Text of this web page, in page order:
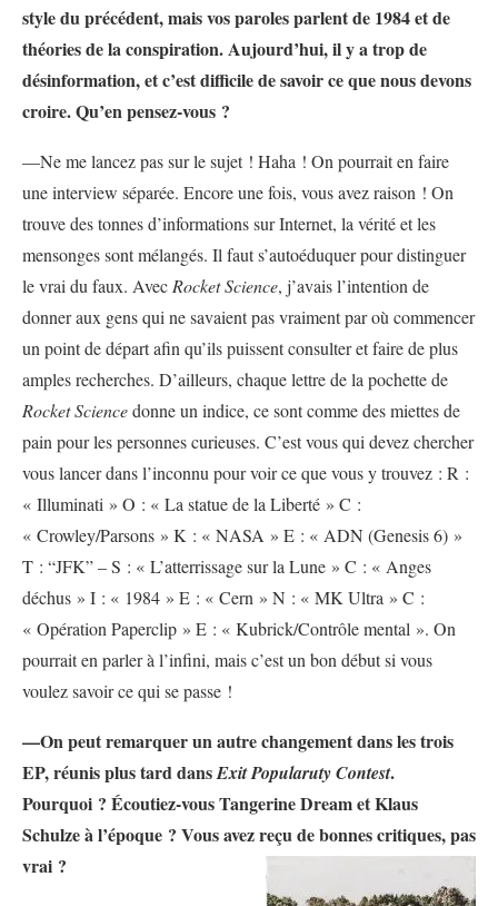
style du précédent, mais vos paroles parlent de 1984 et de
théories de la conspiration. Aujourd’hui, il y a trop de
désinformation, et c’est difficile de savoir ce que nous devons
croire. Qu’en pensez-vous ?
—Ne me lancez pas sur le sujet ! Haha ! On pourrait en faire
une interview séparée. Encore une fois, vous avez raison ! On
trouve des tonnes d’informations sur Internet, la vérité et les
mensonges sont mélangés. Il faut s’autoéduquer pour distinguer
le vrai du faux. Avec Rocket Science, j’avais l’intention de
donner aux gens qui ne savaient pas vraiment par où commencer
un point de départ afin qu’ils puissent consulter et faire de plus
amples recherches. D’ailleurs, chaque lettre de la pochette de
Rocket Sciencedonne un indice, ce sont comme des miettes de
pain pour les personnes curieuses. C’est vous qui devez chercher
vous lancer dans l’inconnu pour voir ce que vous y trouvez : R :
« Illuminati » O : « La statue de la Liberté » C :
« Crowley/Parsons » K : « NASA » E : « ADN (Genesis 6) »
T : “JFK” – S : « L’atterrissage sur la Lune » C : « Anges
déchus » I : « 1984 » E : « Cern » N : « MK Ultra » C :
« Opération Paperclip » E : « Kubrick/Contrôle mental ». On
pourrait en parler à l’infini, mais c’est un bon début si vous
voulez savoir ce qui se passe !
—On peut remarquer un autre changement dans les trois
EP, réunis plus tard dansExit Popularuty Contest.
Pourquoi ? Écoutiez-vous Tangerine Dream et Klaus
Schulze à l’époque ? Vous avez reçu de bonnes critiques, pas
vrai ?